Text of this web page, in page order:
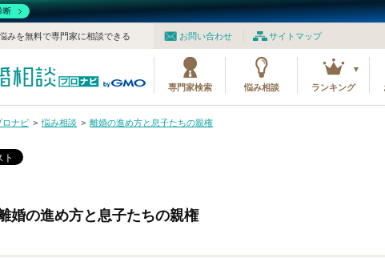
お問い合わせ サイトマップ
みを無料で専門家に相談できる
専門家検索 悩み相談 ランキング
ロナビ 悩み相談 離婚の進め方と息子たちの親権
婚の進め方と息子たちの親権
断